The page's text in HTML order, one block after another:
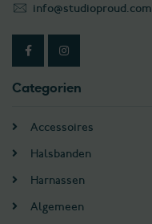
info@studioproud.com
Categorien
Accessoires
Halsbanden
Harnassen
Algemeen